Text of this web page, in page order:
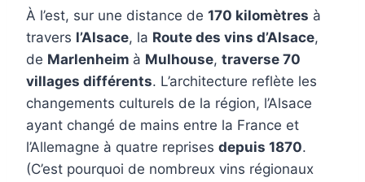
À l’est, sur une distance de 170 kilomètres à
travers l’Alsace, la Route des vins d’Alsace,
de Marlenheim à Mulhouse, traverse 70
villages différents. L’architecture reflète les
changements culturels de la région, l’Alsace
ayant changé de mains entre la France et
l’Allemagne à quatre reprises depuis 1870.
(C’est pourquoi de nombreux vins régionaux